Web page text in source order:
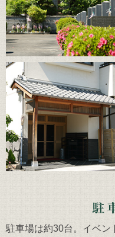
駐車場は約30台。イベン